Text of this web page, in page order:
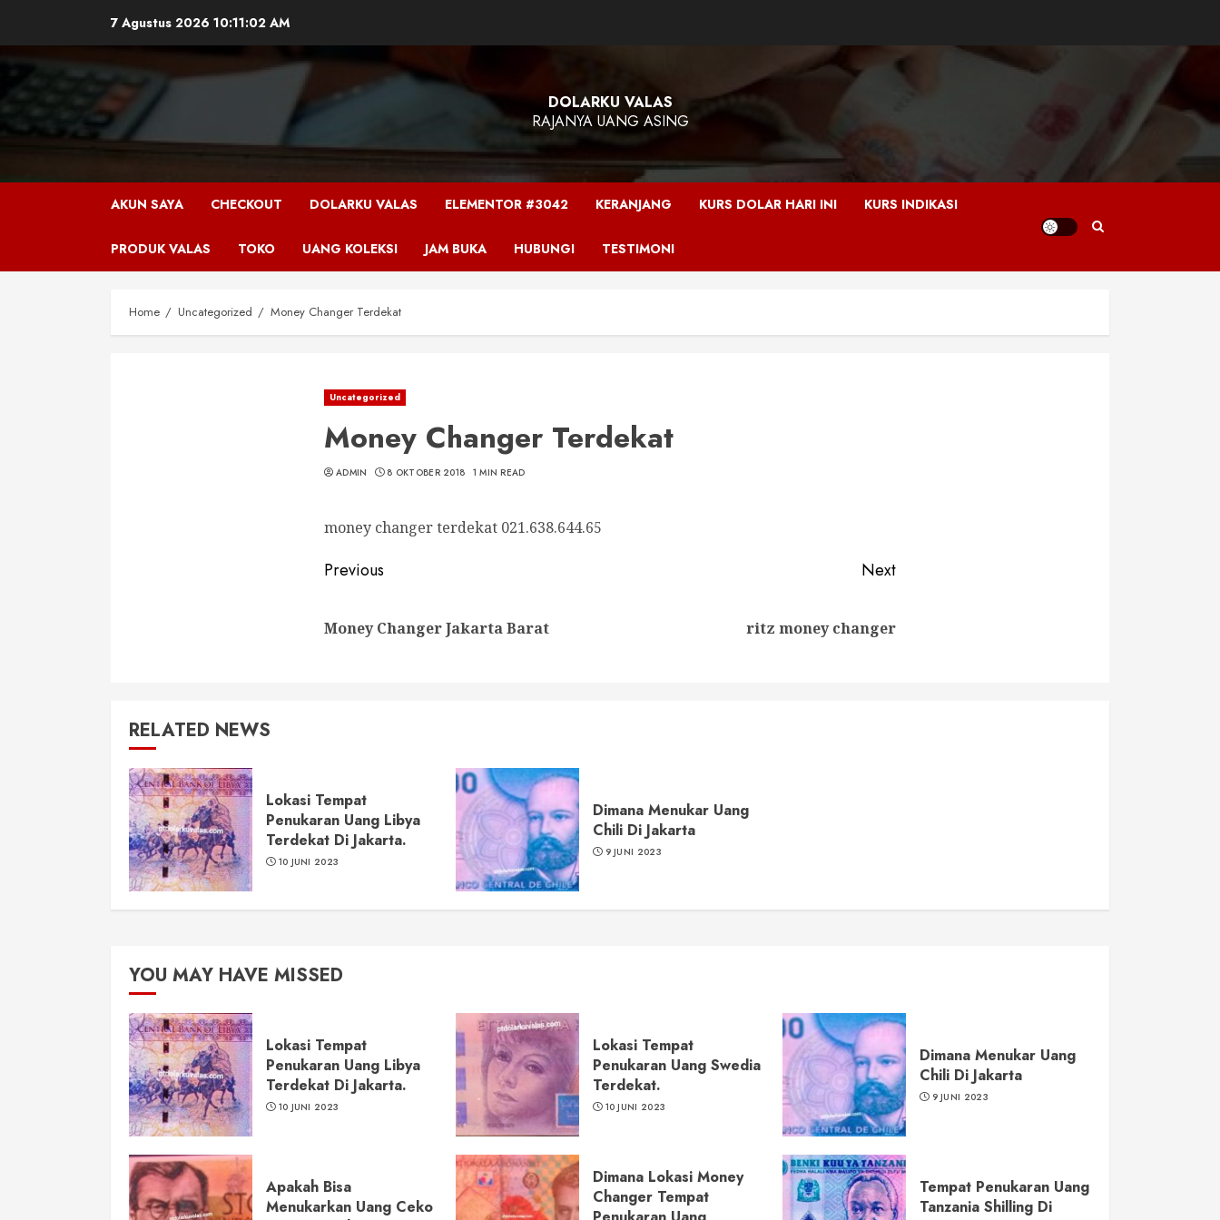
7 Agustus 2026 10:11:03 AM
DOLARKU VALAS
RAJANYA UANG ASING
AKUN SAYA CHECKOUT DOLARKU VALAS ELEMENTOR #3042 KERANJANG KURS DOLAR HARI INI KURS INDIKASI
PRODUK VALAS TOKO UANG KOLEKSI JAM BUKA HUBUNGI TESTIMONI
Home Uncategorized Money Changer Terdekat
Uncategorized
Money Changer Terdekat
ADMIN 8 OKTOBER 2018 1 MIN READ
money changer terdekat 021.638.644.65
Continue
Previous
Money Changer Jakarta Barat
Next
ritz money changer
RELATED NEWS
Lokasi Tempat
Penukaran Uang Libya
Terdekat Di Jakarta.
10 JUNI 2023
Dimana Menukar Uang
Chili Di Jakarta
9 JUNI 2023
YOU MAY HAVE MISSED
Lokasi Tempat
Penukaran Uang Libya
Terdekat Di Jakarta.
10 JUNI 2023
Lokasi Tempat
Penukaran Uang Swedia
Terdekat.
10 JUNI 2023
Dimana Menukar Uang
Chili Di Jakarta
9 JUNI 2023
Apakah Bisa
Menukarkan Uang Ceko
Dimana Lokasi Money
Changer Tempat
Tempat Penukaran Uang
Tanzania Shilling Di